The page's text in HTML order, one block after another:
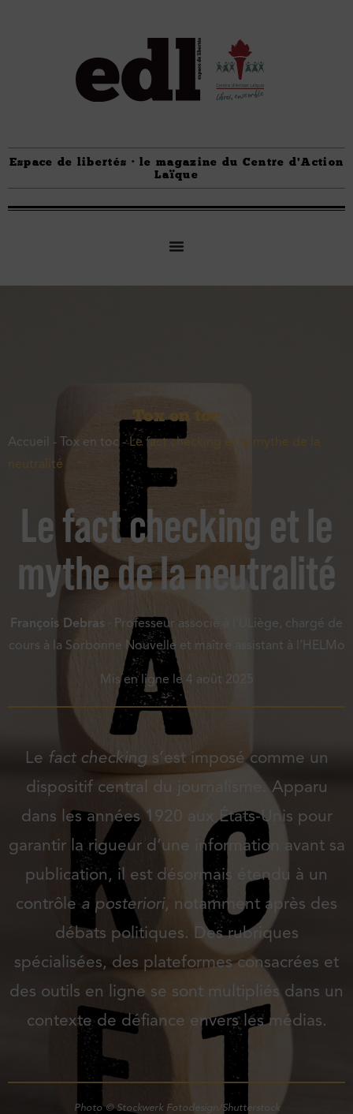
Espace de libertés · le magazine du Centre d'Action
Laïque
Tox en toc
Accueil - Tox en toc -Le fact checking et le mythe de la
neutralité
Le fact checking et le
mythe de la neutralité
François Debras · Professeur associé à l’ULiège, chargé de
cours à la Sorbonne Nouvelle et maître assistant à l’HELMo
Mis en ligne le 4 août 2025
Le fact checking s’est imposé comme un
dispositif central du journalisme. Apparu
dans les années 1920 aux États-Unis pour
garantir la rigueur d’une information avant sa
publication, il est désormais étendu à un
contrôlea posteriori, notamment après des
débats politiques. Des rubriques
spécialisées, des plateformes consacrées et
des outils en ligne se sont multipliés dans un
contexte de défiance envers les médias.
Photo © Stockwerk Fotodesign/Shutterstock